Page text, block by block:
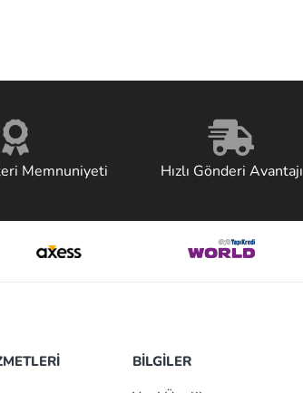
Memnuniyeti Hızlı Gönderi Avantajı
BİLGİLER